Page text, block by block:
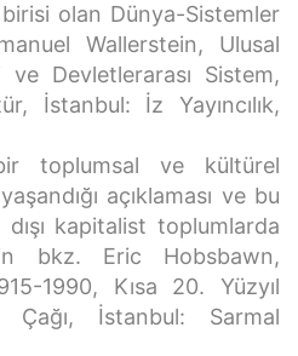
olan Dünya-Sistemler
Wallerstein, Ulusal
Devletlerarası Sistem,
İstanbul: İz Yayıncılık,
toplumsal ve kültürel
açıklaması ve bu
dışı kapitalist toplumlarda
bkz. Eric Hobsbawn,
1990, Kısa 20. Yüzyıl
Çağı, İstanbul: Sarmal